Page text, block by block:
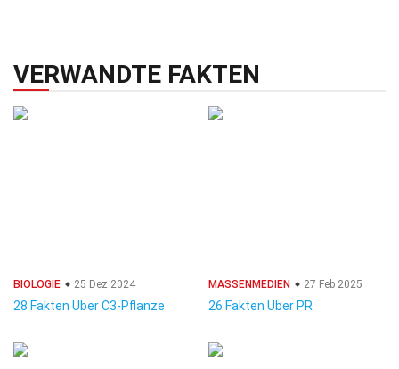
VERWANDTE FAKTEN
BIOLOGIE 25 Dez 2024
28 Fakten Über C3-Pflanze
MASSENMEDIEN 27 Feb 2025
26 Fakten Über PR